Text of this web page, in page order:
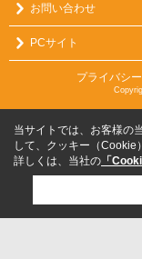
お問い合わせ
PCサイト
プライバシ
当サイトでは、お客様の
して、クッキー（Cookie
詳しくは、当社の 「